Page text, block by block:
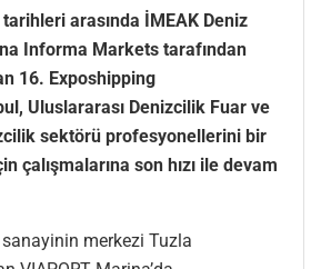
arasında İMEAK Deniz
Informa Markets tarafından
16. Exposhipping
Uluslararası Denizcilik Fuar ve
sektörü profesyonellerini bir
çalışmalarına son hızı ile devam
merkezi Tuzla